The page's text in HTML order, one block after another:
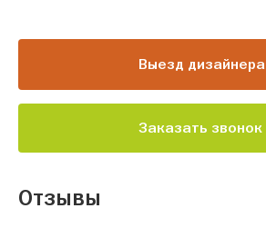
Выезд дизайнера
Заказать звонок
Отзывы